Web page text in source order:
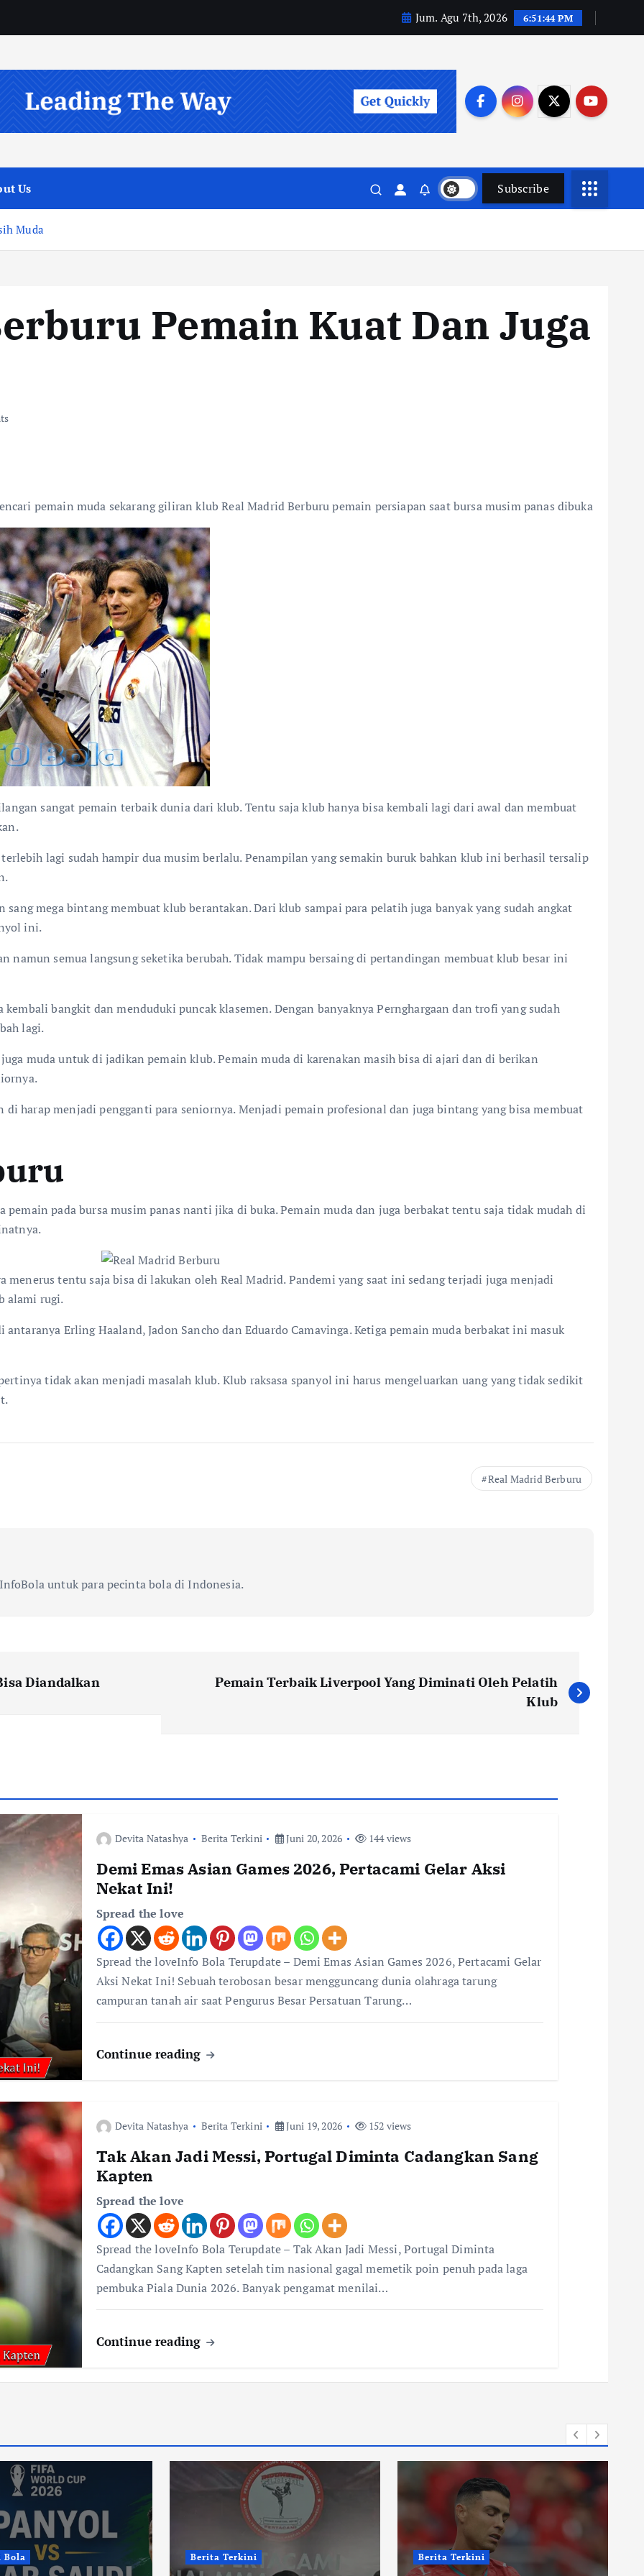
Jum. Agu 7th, 2026 6:51:46 PM
Us Subscribe
Muda
Pemain Kuat Dan Juga
pemain muda sekarang giliran klub Real Madrid Berburu pemain persiapan saat bursa musim panas dibuka
sangat pemain terbaik dunia dari klub. Tentu saja klub hanya bisa kembali lagi dari awal dan membuat
lagi sudah hampir dua musim berlalu. Penampilan yang semakin buruk bahkan klub ini berhasil tersalip
mega bintang membuat klub berantakan. Dari klub sampai para pelatih juga banyak yang sudah angkat
ini.
namun semua langsung seketika berubah. Tidak mampu bersaing di pertandingan membuat klub besar ini
bangkit dan menduduki puncak klasemen. Dengan banyaknya Pernghargaan dan trofi yang sudah
lagi.
muda untuk di jadikan pemain klub. Pemain muda di karenakan masih bisa di ajari dan di berikan
di harap menjadi pengganti para seniornya. Menjadi pemain profesional dan juga bintang yang bisa membuat
pemain pada bursa musim panas nanti jika di buka. Pemain muda dan juga berbakat tentu saja tidak mudah di
menerus tentu saja bisa di lakukan oleh Real Madrid. Pandemi yang saat ini sedang terjadi juga menjadi
alami rugi.
Erling Haaland, Jadon Sancho dan Eduardo Camavinga. Ketiga pemain muda berbakat ini masuk
tidak akan menjadi masalah klub. Klub raksasa spanyol ini harus mengeluarkan uang yang tidak sedikit
Real Madrid Berburu
untuk para pecinta bola di Indonesia.
Diandalkan
Pemain Terbaik Liverpool Yang Diminati Oleh Pelatih
Klub
Devita Natashya Berita Terkini Juni 20, 2026 144 views
Demi Emas Asian Games 2026, Pertacami Gelar Aksi
Nekat Ini!
Spread the love
Spread the loveInfo Bola Terupdate – Demi Emas Asian Games 2026, Pertacami Gelar
Aksi Nekat Ini! Sebuah terobosan besar mengguncang dunia olahraga tarung
campuran tanah air saat Pengurus Besar Persatuan Tarung…
Continue reading
Devita Natashya Berita Terkini Juni 19, 2026 152 views
Tak Akan Jadi Messi, Portugal Diminta Cadangkan Sang
Kapten
Spread the love
Spread the loveInfo Bola Terupdate – Tak Akan Jadi Messi, Portugal Diminta
Cadangkan Sang Kapten setelah tim nasional gagal memetik poin penuh pada laga
pembuka Piala Dunia 2026. Banyak pengamat menilai…
Continue reading
Bola Berita Terkini Berita Terkini